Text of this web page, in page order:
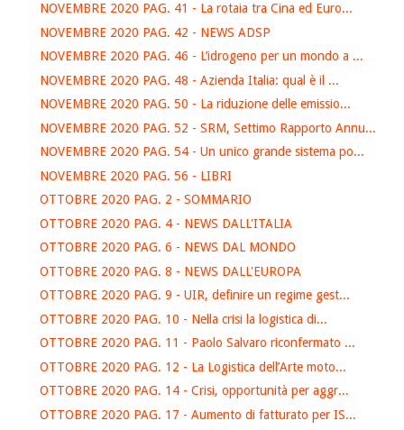
NOVEMBRE 2020 PAG. 41 - La rotaia tra Cina ed Euro...
NOVEMBRE 2020 PAG. 42 - NEWS ADSP
NOVEMBRE 2020 PAG. 46 - L’idrogeno per un mondo a ...
NOVEMBRE 2020 PAG. 48 - Azienda Italia: qual è il ...
NOVEMBRE 2020 PAG. 50 - La riduzione delle emissio...
NOVEMBRE 2020 PAG. 52 - SRM, Settimo Rapporto Annu...
NOVEMBRE 2020 PAG. 54 - Un unico grande sistema po...
NOVEMBRE 2020 PAG. 56 - LIBRI
OTTOBRE 2020 PAG. 2 - SOMMARIO
OTTOBRE 2020 PAG. 4 - NEWS DALL'ITALIA
OTTOBRE 2020 PAG. 6 - NEWS DAL MONDO
OTTOBRE 2020 PAG. 8 - NEWS DALL'EUROPA
OTTOBRE 2020 PAG. 9 - UIR, definire un regime gest...
OTTOBRE 2020 PAG. 10 - Nella crisi la logistica di...
OTTOBRE 2020 PAG. 11 - Paolo Salvaro riconfermato ...
OTTOBRE 2020 PAG. 12 - La Logistica dell’Arte moto...
OTTOBRE 2020 PAG. 14 - Crisi, opportunità per aggr...
OTTOBRE 2020 PAG. 17 - Aumento di fatturato per IS...